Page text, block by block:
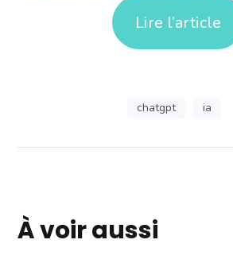
Lire l’article
chatgpt ia
À voir aussi